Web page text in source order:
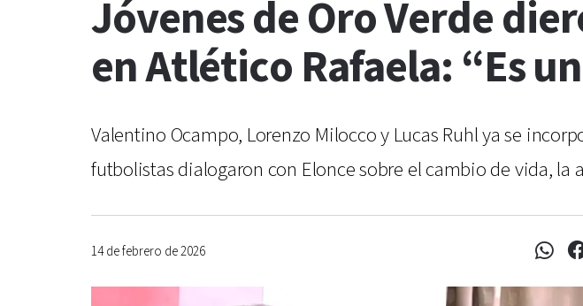
Jóvenes de Oro Verde
en Atlético Rafaela: “Es
Valentino Ocampo, Lorenzo Milocco y Lucas Ruhl ya se
futbolistas dialogaron con Elonce sobre el cambio de vida, la
14 de febrero de 2026